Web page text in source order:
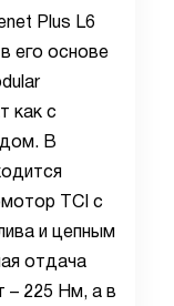
Plus L6
его основе
как с
В
TCI с
и цепным
отдача
– 225 Нм, а в